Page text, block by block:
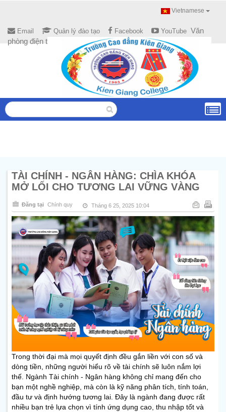
Vietnamese
Email Quản lý đào tạo Facebook YouTube Văn
phòng điện tử
TÀI CHÍNH - NGÂN HÀNG: CHÌA KHÓA
MỞ LỐI CHO TƯƠNG LAI VỮNG VÀNG
Đăng tại Chính quy Tháng 6 25, 2025 10:04
Trong thời đại mà mọi quyết định đều gắn liền với con số và
dòng tiền, những người hiểu rõ về tài chính sẽ luôn nắm lợi
thế. Ngành Tài chính - Ngân hàng không chỉ mang đến cho
bạn một nghề nghiệp, mà còn là kỹ năng phân tích, tính toán,
đầu tư và định hướng tương lai. Đây là ngành đang được rất
nhiều bạn trẻ lựa chọn vì tính ứng dụng cao, thu nhập tốt và